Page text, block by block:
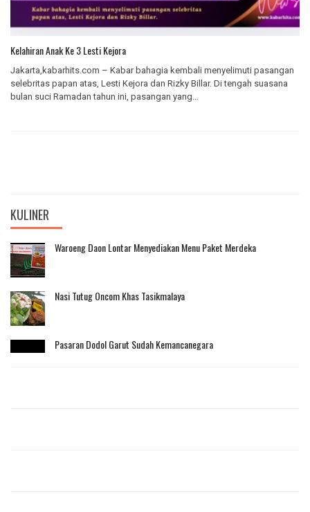
Kelahiran Anak Ke 3 Lesti Kejora
Jakarta,kabarhits.com – Kabar bahagia kembali menyelimuti pasangan
selebritas papan atas, Lesti Kejora dan Rizky Billar. Di tengah suasana
bulan suci Ramadan tahun ini, pasangan yang…
KULINER
Waroeng Daon Lontar Menyediakan Menu Paket Merdeka
Nasi Tutug Oncom Khas Tasikmalaya
Pasaran Dodol Garut Sudah Kemancanegara